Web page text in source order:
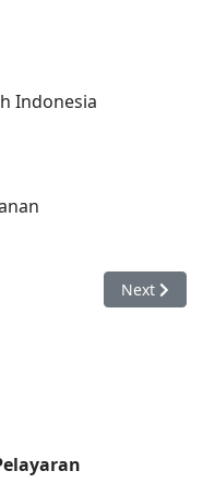
Indonesia
Next
Next